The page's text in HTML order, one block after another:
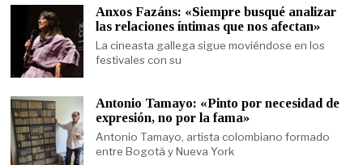
Anxos Fazáns: «Siempre busqué analizar
las relaciones íntimas que nos afectan»
La cineasta gallega sigue moviéndose en los
festivales con su
Antonio Tamayo: «Pinto por necesidad de
expresión, no por la fama»
Antonio Tamayo, artista colombiano formado
entre Bogotá y Nueva York